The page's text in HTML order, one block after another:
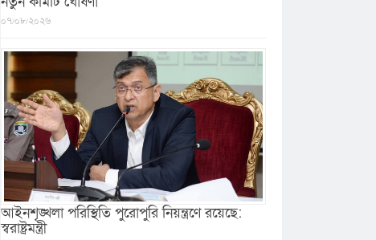
০৭/০৮/২০২৬
আইনশৃঙ্খলা পরিস্থিতি পুরোপুরি নিয়ন্ত্রণে রয়েছে:
স্বরাষ্ট্রমন্ত্রী